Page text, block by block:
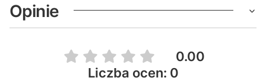
Opinie
0.00
Liczba ocen: 0